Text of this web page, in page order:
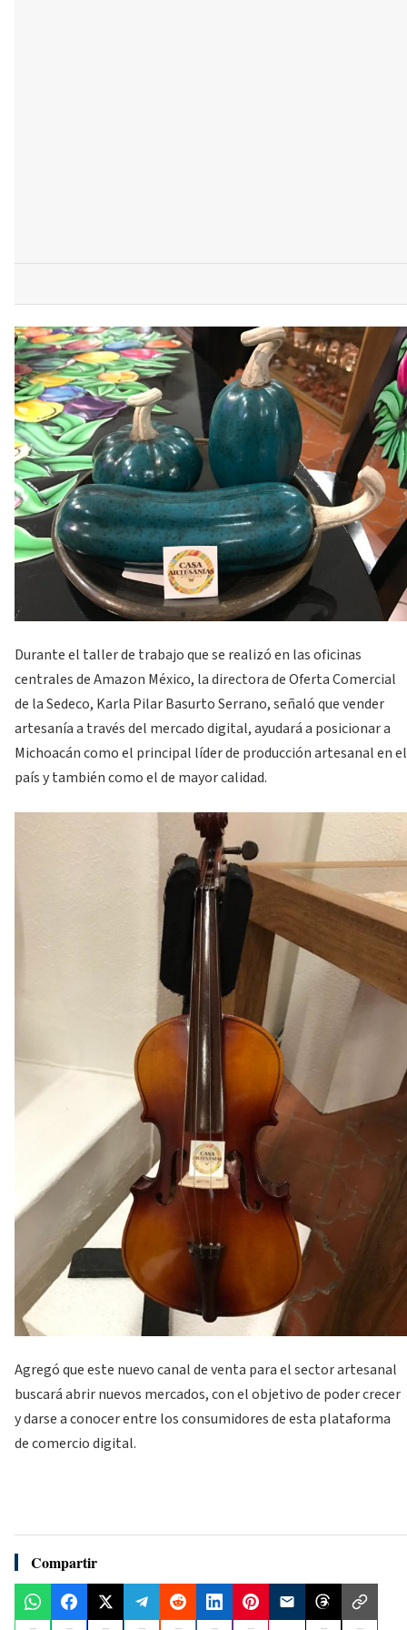
Durante el taller de trabajo que se realizó en las oficinas
centrales de Amazon México, la directora de Oferta Comercial
de la Sedeco, Karla Pilar Basurto Serrano, señaló que vender
artesanía a través del mercado digital, ayudará a posicionar a
Michoacán como el principal líder de producción artesanal en el
país y también como el de mayor calidad.
Agregó que este nuevo canal de venta para el sector artesanal
buscará abrir nuevos mercados, con el objetivo de poder crecer
y darse a conocer entre los consumidores de esta plataforma
de comercio digital.
Compartir